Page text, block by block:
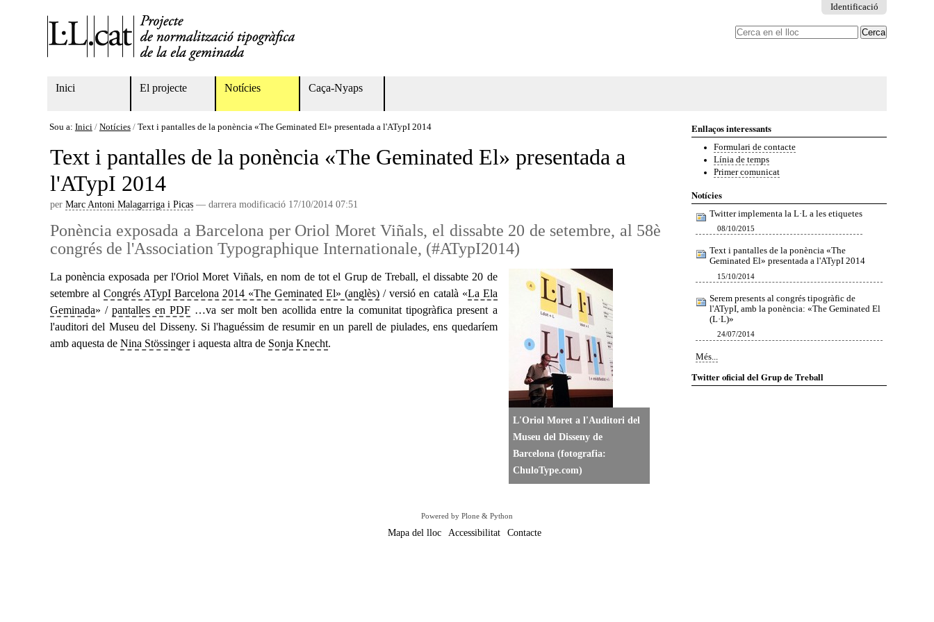
al
contingut.
Salta
navegació
personals
Identificació
Cerca
Navigation
Inici El projecte Notícies Caça-Nyaps
Sou a: Inici / Notícies / Text i pantalles de la ponència «The Geminated El» presentada a l'ATypI 2014
Text i pantalles de la ponència «The Geminated El» presentada a
l'ATypI 2014
per Marc Antoni Malagarriga i Picas— darrera modificació17/10/2014 07:51
Ponència exposada a Barcelona per Oriol Moret Viñals, el dissabte 20 de setembre, al 58è
congrés de l'Association Typographique Internationale, (#ATypI2014)
L'Oriol Moret a l'Auditori del
Museu del Disseny de
Barcelona (fotografia:
ChuloType.com)
La ponència exposada per l'Oriol Moret Viñals, en nom de tot el Grup de Treball, el dissabte 20 de
setembre al Congrés ATypI Barcelona 2014 «The Geminated El» (anglès) / versió en català «La Ela
Geminada» /pantalles en PDF …va ser molt ben acollida entre la comunitat tipogràfica present a
l'auditori del Museu del Disseny. Si l'haguéssim de resumir en un parell de piulades, ens quedaríem
amb aquesta de Nina Stössingeri aquesta altra de Sonja Knecht.
Enllaços interessants
Formulari de contacte
Línia de temps
Primer comunicat
Notícies
Twitter implementa la L·L a les etiquetes
08/10/2015
Text i pantalles de la ponència «The
Geminated El» presentada a l'ATypI 2014
15/10/2014
Serem presents al congrés tipogràfic de
l'ATypI, amb la ponència: «The Geminated El
(L·L)»
24/07/2014
Notícies
Més...
Twitter oficial del Grup de Treball
Powered by Plone & Python
Mapa del lloc Accessibilitat Contacte